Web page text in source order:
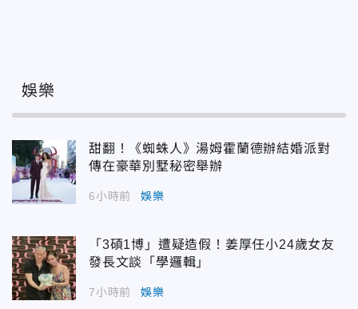
娛樂
甜翻！《蜘蛛人》湯姆霍蘭德辦結婚派對
傳在豪華別墅秘密舉辦
6小時前 娛樂
「3碩1博」遭疑造假！姜厚任小24歲女友
發長文談「學邏輯」
7小時前 娛樂